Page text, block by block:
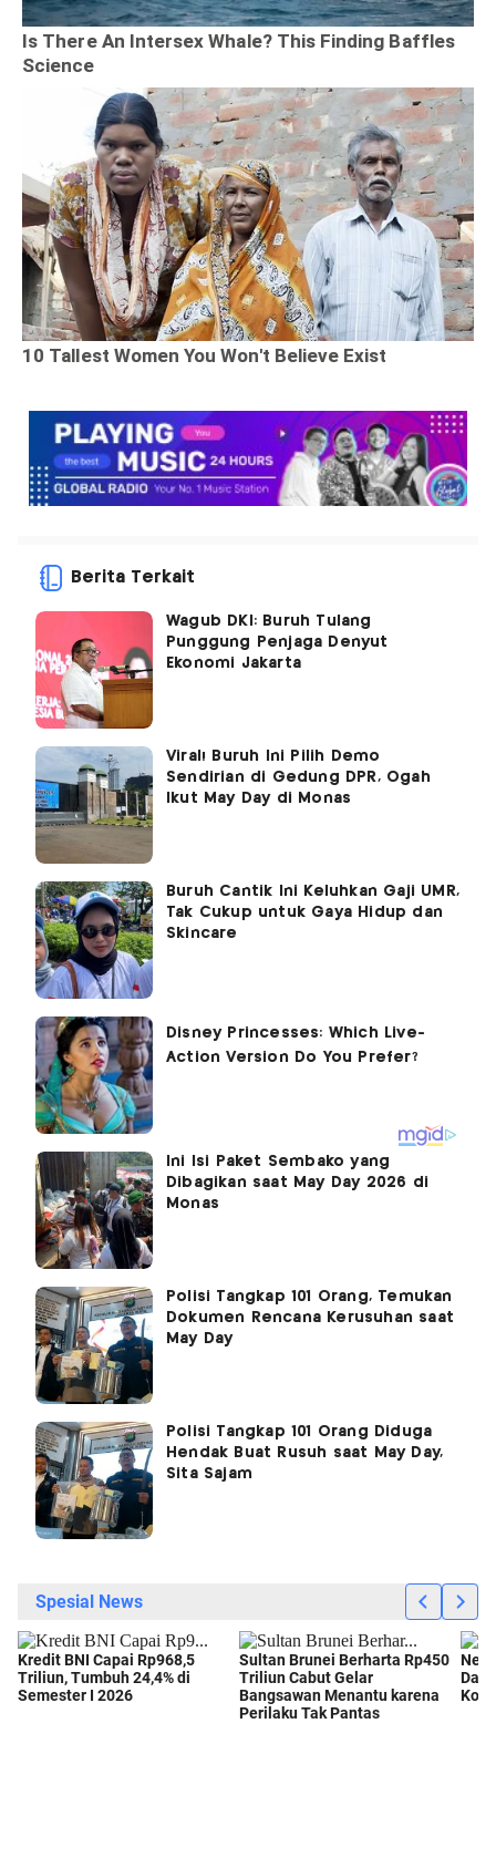
Berita Terkait
Wagub DKI: Buruh Tulang
Punggung Penjaga Denyut
Ekonomi Jakarta
Viral! Buruh Ini Pilih Demo
Sendirian di Gedung DPR, Ogah
Ikut May Day di Monas
Buruh Cantik Ini Keluhkan Gaji UMR,
Tak Cukup untuk Gaya Hidup dan
Skincare
Ini Isi Paket Sembako yang
Dibagikan saat May Day 2026 di
Monas
Polisi Tangkap 101 Orang, Temukan
Dokumen Rencana Kerusuhan saat
May Day
Polisi Tangkap 101 Orang Diduga
Hendak Buat Rusuh saat May Day,
Sita Sajam